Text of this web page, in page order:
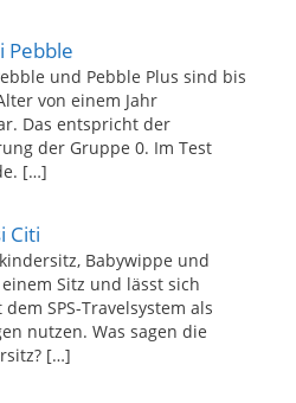
Pebble
und Pebble Plus sind bis
von einem Jahr
Das entspricht der
der Gruppe 0. Im Test
[…]
Citi
Babywippe und
Sitz und lässt sich
SPS-Travelsystem als
nutzen. Was sagen die
[…]